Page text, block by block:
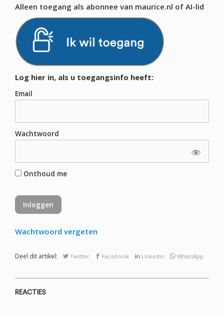
Alleen toegang als abonnee van maurice.nl of AI-lid
Log hier in, als u toegangsinfo heeft:
Email
Wachtwoord
Onthoud me
Wachtwoord vergeten
Deel dit artikel: Twitter Facebook Linkedin WhatsApp
REACTIES